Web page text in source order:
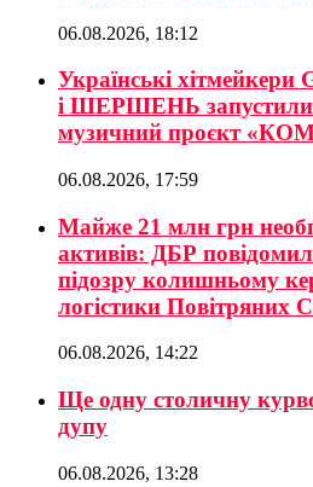
06.08.2026, 18:12
Українські хітмейкери
і ШЕРШЕНЬ запустили
музичний проєкт
06.08.2026, 17:59
Майже 21 млн грн
активів: ДБР
підозру колишньому
логістики Повітряних
06.08.2026, 14:22
Ще одну столичну
дупу
06.08.2026, 13:28